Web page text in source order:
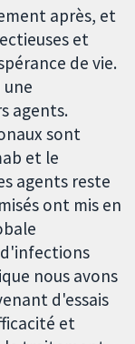
après, et
et
de vie.
agents.
sont
et le
agents reste
ont mis en
d'infections
nous avons
d'essais
et